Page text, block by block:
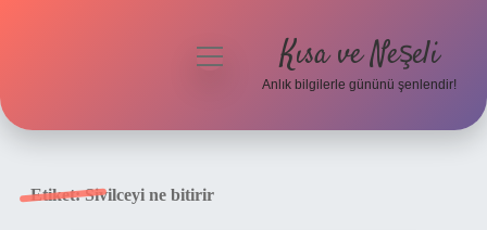
menüyü
Kısa ve Neşeli
Anlık bilgilerle gününü şenlendir!
Etiket:Sivilceyi ne bitirir